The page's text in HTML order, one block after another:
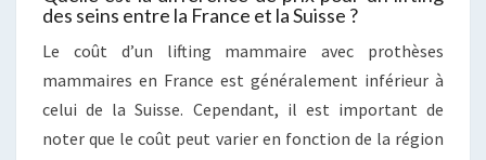
des seins entre la France et la Suisse ?
Le coût d’un lifting mammaire avec prothèses
mammaires en France est généralement inférieur à
celui de la Suisse. Cependant, il est important de
noter que le coût peut varier en fonction de la région